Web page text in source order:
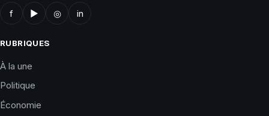
f ▶ ◎ in
RUBRIQUES
À la une
Politique
Économie